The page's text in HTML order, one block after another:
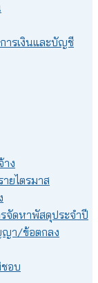
ารเงินและบัญชี
าง
ยไตรมาส
จัดหาพัสดุประจำปี
ญา/ข้อตกลง
อบ